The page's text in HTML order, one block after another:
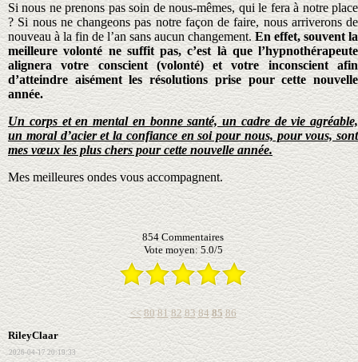
Si nous ne prenons pas soin de nous-mêmes, qui le fera à notre place
? Si nous ne changeons pas notre façon de faire, nous arriverons de
nouveau à la fin de l’an sans aucun changement. En effet, souvent la
meilleure volonté ne suffit pas, c’est là que l’hypnothérapeute
alignera votre conscient (volonté) et votre inconscient afin
d’atteindre aisément les résolutions prise pour cette nouvelle
année.
Un corps et en mental en bonne santé, un cadre de vie agréable,
un moral d’acier et la confiance en soi pour nous, pour vous, sont
mes vœux les plus chers pour cette nouvelle année.
Mes meilleures ondes vous accompagnent.
854Commentaires
Vote moyen:5.0/5
<< 80 81 82 83 84 85 86
RileyClaar
2026-04-17 20:19:33